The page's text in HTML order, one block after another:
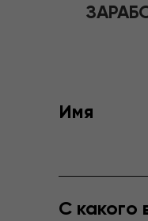
Имя
С какого